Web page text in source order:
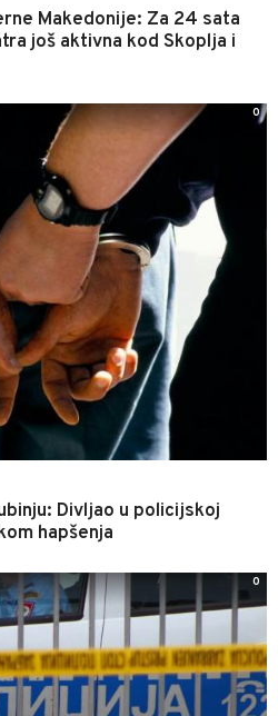
Makedonije: Za 24 sata
još aktivna kod Skoplja i
Divljao u policijskoj
hapšenja
0
0